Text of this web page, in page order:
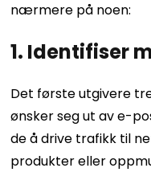
nærmere på noen:
1. Identifiser
Det første utgivere
ønsker seg ut av e-
de å drive trafikk til
produkter eller